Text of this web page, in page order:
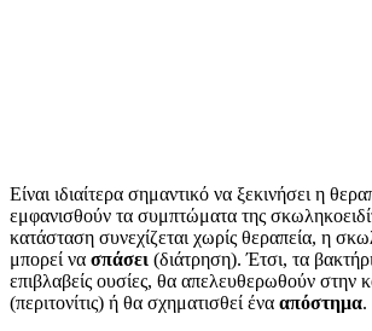
Είναι ιδιαίτερα σημαντικό να ξεκινήσει η
εμφανισθούν τα συμπτώματα της
κατάσταση συνεχίζεται χωρίς θεραπεία, η
μπορεί να σπάσει (διάτρηση). Έτσι, τα
επιβλαβείς ουσίες, θα απελευθερωθούν στην
(περιτονίτις) ή θα σχηματισθεί ένα απόστημα.